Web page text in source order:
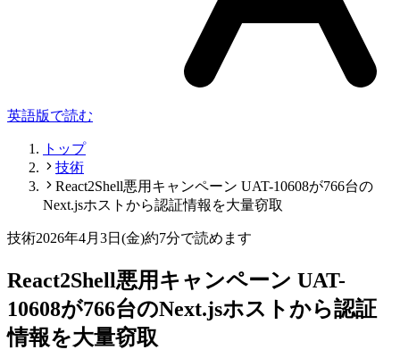
英語版で読む
トップ
技術
React2Shell悪用キャンペーン UAT-10608が766台の
Next.jsホストから認証情報を大量窃取
技術2026年4月3日(金)約7分で読めます
React2Shell悪用キャンペーン UAT-
10608が766台のNext.jsホストから認証
情報を大量窃取